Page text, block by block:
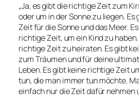
„Ja, es gibt die richtige Zeit zum
oder um in der Sonne zu liegen.
Zeit für die Sonne und das Meer.
richtige Zeit, um ein Kind zu
richtige Zeit zu heiraten. Es gibt
zum Träumen und für deine
Leben. Es gibt keine richtige Zeit
tun, die man immer tun möchte.
einfach nur die Zeit dafür nehmen